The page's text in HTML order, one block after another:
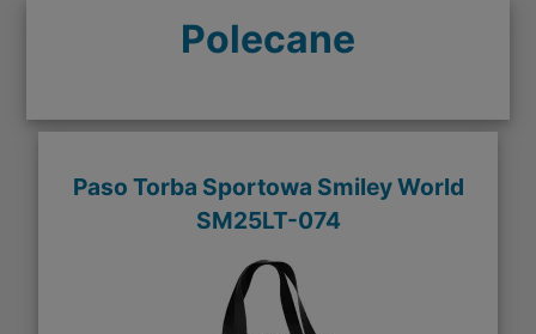
Polecane
Paso Torba Sportowa Smiley World
SM25LT-074